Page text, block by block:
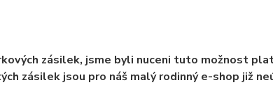
zásilek, jsme byli nuceni tuto možnost
zásilek jsou pro náš malý rodinný e-shop již